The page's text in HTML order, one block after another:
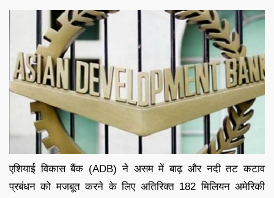
एशियाई विकास बैंक (ADB) ने असम में बाढ़ और नदी तट कटाव
प्रबंधन को मजबूत करने के लिए अतिरिक्त 182 मिलियन अमेरिकी